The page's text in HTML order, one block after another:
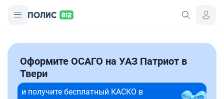
Оформите ОСАГО на УАЗ Патриот в
Твери
и получите бесплатный КАСКО в